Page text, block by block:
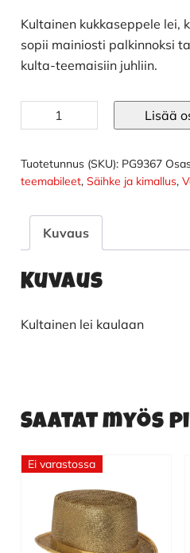
Kultainen kukkaseppele lei,
sopii mainiosti palkinnoksi
kulta-teemaisiin juhliin.
Kultainen
kukkaseppele
määrä
Lisää
Tuotetunnus (SKU): PG9367
teemabileet, Säihke ja kimallus,
Kuvaus
Kuvaus
Kultainen lei kaulaan
Saatat myös
Ei varastossa